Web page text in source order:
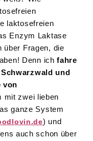
laktosefreien
Enzym Laktase
über Fragen, die
Denn ichfahre
und
von
mit zwei lieben
ganze System
) und
auch schon über